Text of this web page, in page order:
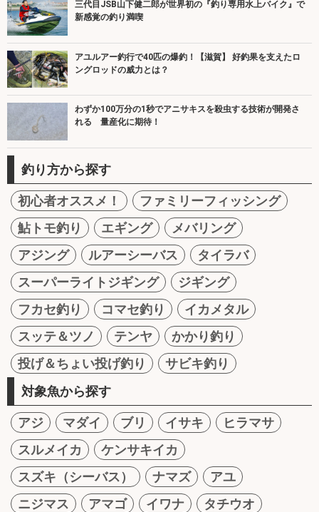
三代目JSB山下健二郎が世界初の『釣り専用水上バイク』で
新感覚の釣り満喫
アユルアー釣行で40匹の爆釣！【滋賀】 好釣果を支えたロ
ングロッドの威力とは？
わずか100万分の1秒でアニサキスを殺虫する技術が開発さ
れる 量産化に期待！
釣り方から探す
初心者オススメ！
ファミリーフィッシング
鮎トモ釣り
エギング
メバリング
アジング
ルアーシーバス
タイラバ
スーパーライトジギング
ジギング
フカセ釣り
コマセ釣り
イカメタル
スッテ＆ツノ
テンヤ
かかり釣り
投げ＆ちょい投げ釣り
サビキ釣り
対象魚から探す
アジ マダイ ブリ イサキ
ヒラマサ
スルメイカ
ケンサキイカ
スズキ（シーバス）
ナマズ
アユ
ニジマス
アマゴ イワナ
タチウオ